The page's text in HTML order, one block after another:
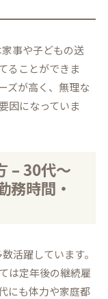
事や子どもの送
ることができま
ズが高く、無理な
因になっていま
– 30代～
務時間・
活躍しています。
は定年後の継続雇
にも体力や家庭都